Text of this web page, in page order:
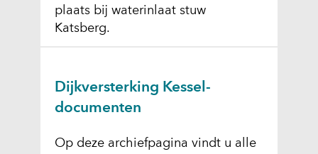
plaats bij waterinlaat stuw
Katsberg.
Dijkversterking Kessel-
documenten
Op deze archiefpagina vindt u alle